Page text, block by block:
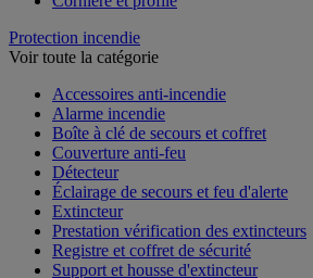
Protection incendie
Accessoires anti-incendie
Alarme incendie
Boîte à clé de secours et coffret
Couverture anti-feu
Détecteur
Éclairage de secours et feu d'alerte
Extincteur
Prestation vérification des extincteurs
Registre et coffret de sécurité